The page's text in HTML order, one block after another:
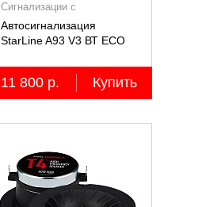
Сигнализации с
автозапуском
Автосигнализация
StarLine A93 V3 ВТ ECO
11 800 р. Купить